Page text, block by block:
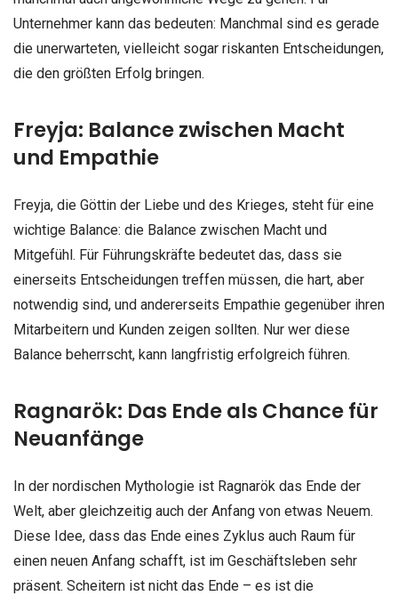
Unternehmer kann das bedeuten: Manchmal sind es gerade
die unerwarteten, vielleicht sogar riskanten Entscheidungen,
die den größten Erfolg bringen.
Freyja: Balance zwischen Macht
und Empathie
Freyja, die Göttin der Liebe und des Krieges, steht für eine
wichtige Balance: die Balance zwischen Macht und
Mitgefühl. Für Führungskräfte bedeutet das, dass sie
einerseits Entscheidungen treffen müssen, die hart, aber
notwendig sind, und andererseits Empathie gegenüber ihren
Mitarbeitern und Kunden zeigen sollten. Nur wer diese
Balance beherrscht, kann langfristig erfolgreich führen.
Ragnarök: Das Ende als Chance für
Neuanfänge
In der nordischen Mythologie ist Ragnarök das Ende der
Welt, aber gleichzeitig auch der Anfang von etwas Neuem.
Diese Idee, dass das Ende eines Zyklus auch Raum für
einen neuen Anfang schafft, ist im Geschäftsleben sehr
präsent. Scheitern ist nicht das Ende – es ist die